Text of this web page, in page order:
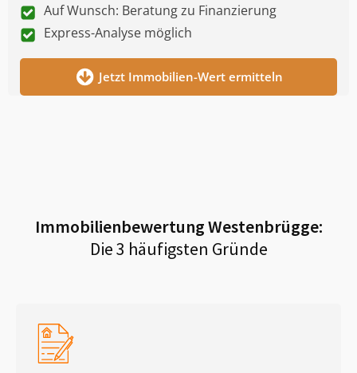
Auf Wunsch: Beratung zu Finanzierung
Express-Analyse möglich
Jetzt Immobilien-Wert ermitteln
ImmobilienbewertungWestenbrügge:
Die 3 häufigsten Gründe